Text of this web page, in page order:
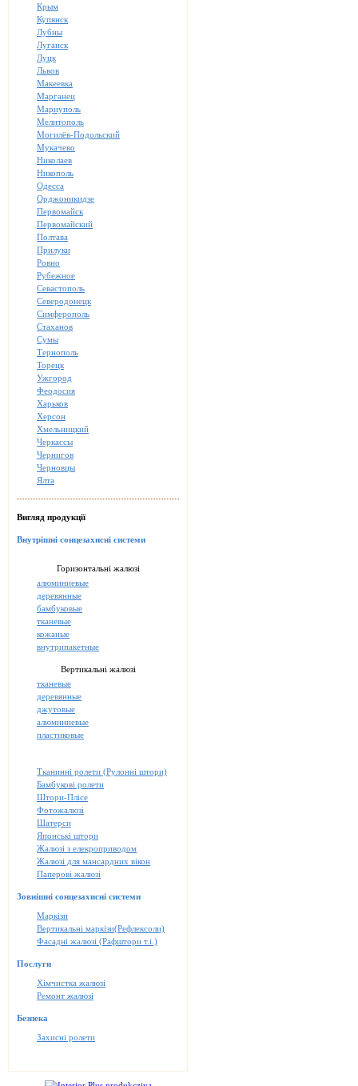
Крым
Купянск
Лубны
Луганск
Луцк
Львов
Макеевка
Марганец
Мариуполь
Мелитополь
Могилёв-Подольский
Мукачево
Николаев
Никополь
Одесса
Орджоникидзе
Первомайск
Первомайский
Полтава
Прилуки
Ровно
Рубежное
Севастополь
Северодонецк
Симферополь
Стаханов
Сумы
Тернополь
Торецк
Ужгород
Феодосия
Харьков
Херсон
Хмельницкий
Черкассы
Чернигов
Черновцы
Ялта
Вигляд продукції
Внутрішні сонцезахисні системи
Горизонтальні жалюзі
алюминиевые
деревянные
бамбуковые
тканевые
кожаные
внутрипакетные
Вертикальні жалюзі
тканевые
деревянные
джутовые
алюминиевые
пластиковые
Тканинні ролети (Рулонні штори)
Бамбукові ролети
Штори-Плісе
Фотожалюзі
Шатерси
Японські штори
Жалюзі з елекроприводом
Жалюзі для мансардних вікон
Паперові жалюзі
Зовнішні сонцезахисні системи
Маркізи
Вертикальні маркізи(Рефлексоли)
Фасадні жалюзі (Рафштори т.і.)
Послуги
Хімчистка жалюзі
Ремонт жалюзі
Безпека
Захисні ролети